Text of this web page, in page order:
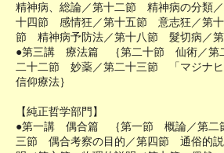
精神病、総論／第十二節 精神病の分類
十四節 感情狂／第十五節 意志狂／第
節 精神病予防法／第十八節 髮切病／
●第三講 療法篇 ｛第二十節 仙術／第
二十二節 妙薬／第二十三節 「マジナ
信仰療法｝
【純正哲学部門】
●第一講 偶合篇 ｛第一節 概論／第二
三節 偶合考察の目的／第四節 通俗的